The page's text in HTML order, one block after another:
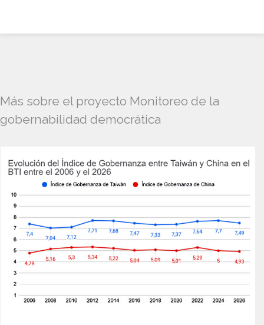
Más sobre el proyecto Monitoreo de la
gobernabilidad democrática